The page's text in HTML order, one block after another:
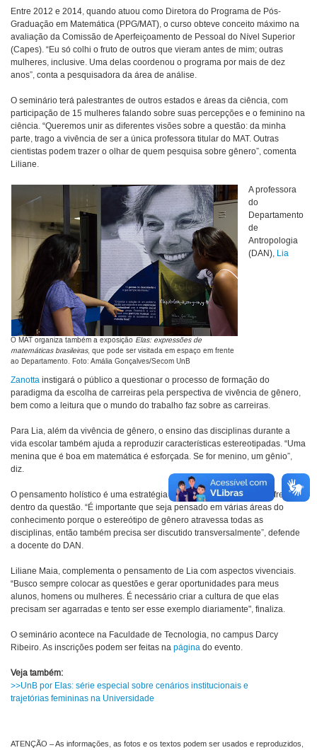
Entre 2012 e 2014, quando atuou como Diretora do Programa de Pós-
Graduação em Matemática (PPG/MAT), o curso obteve conceito máximo na
avaliação da Comissão de Aperfeiçoamento de Pessoal do Nível Superior
(Capes). “Eu só colhi o fruto de outros que vieram antes de mim; outras
mulheres, inclusive. Uma delas coordenou o programa por mais de dez
anos”, conta a pesquisadora da área de análise.
O seminário terá palestrantes de outros estados e áreas da ciência, com
participação de 15 mulheres falando sobre suas percepções e o feminino na
ciência. “Queremos unir as diferentes visões sobre a questão: da minha
parte, trago a vivência de ser a única professora titular do MAT. Outras
cientistas podem trazer o olhar de quem pesquisa sobre gênero”, comenta
Liliane.
O MAT organiza também a exposição Elas: expressões de
matemáticas brasileiras, que pode ser visitada em espaço em frente
ao Departamento. Foto: Amália Gonçalves/Secom UnB
A professora
do
Departamento
de
Antropologia
(DAN), Lia
Zanotta instigará o público a questionar o processo de formação do
paradigma da escolha de carreiras pela perspectiva de vivência de gênero,
bem como a leitura que o mundo do trabalho faz sobre as carreiras.
Para Lia, além da vivência de gênero, o ensino das disciplinas durante a
vida escolar também ajuda a reproduzir características estereotipadas. “Uma
menina que é boa em matemática é esforçada. Se for menino, um gênio”,
diz.
O pensamento holístico é uma estratégia para abordar o máximo de frentes
dentro da questão. “É importante que seja pensado em várias áreas do
conhecimento porque o estereótipo de gênero atravessa todas as
disciplinas, então também precisa ser discutido transversalmente”, defende
a docente do DAN.
Liliane Maia, complementa o pensamento de Lia com aspectos vivenciais.
“Busco sempre colocar as questões e gerar oportunidades para meus
alunos, homens ou mulheres. É necessário criar a cultura de que elas
precisam ser agarradas e tento ser esse exemplo diariamente", finaliza.
O seminário acontece na Faculdade de Tecnologia, no campus Darcy
Ribeiro. As inscrições podem ser feitas na página do evento.
Veja também:
>>UnB por Elas: série especial sobre cenários institucionais e
trajetórias femininas na Universidade
ATENÇÃO – As informações, as fotos e os textos podem ser usados e reproduzidos,